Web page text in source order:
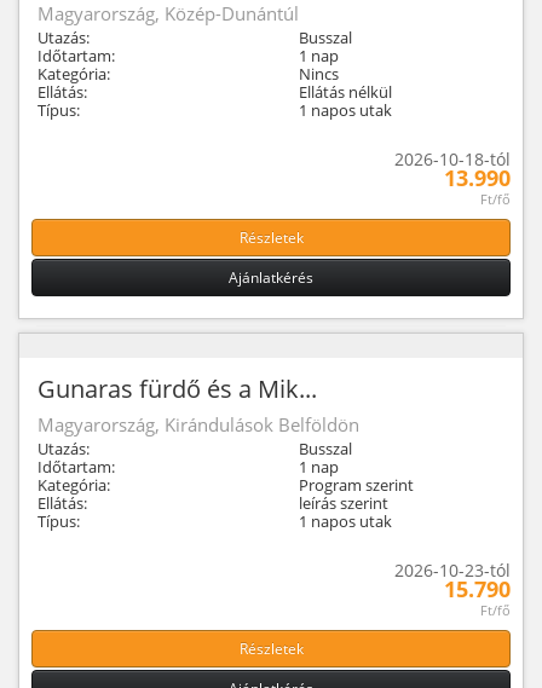
Magyarország, Közép-Dunántúl
Utazás:
Busszal
Időtartam:
1 nap
Kategória:
Nincs
Ellátás:
Ellátás nélkül
Típus:
1 napos utak
2026-10-18-tól
13.990
Ft/fő
Részletek
Ajánlatkérés
Gunaras fürdő és a Mik...
Magyarország, Kirándulások Belföldön
Utazás:
Busszal
Időtartam:
1 nap
Kategória:
Program szerint
Ellátás:
leírás szerint
Típus:
1 napos utak
2026-10-23-tól
15.790
Ft/fő
Részletek